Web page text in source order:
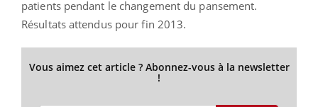
patients pendant le changement du pansement.
Résultats attendus pour fin 2013.
Vous aimez cet article ? Abonnez-vous à la newsletter
!